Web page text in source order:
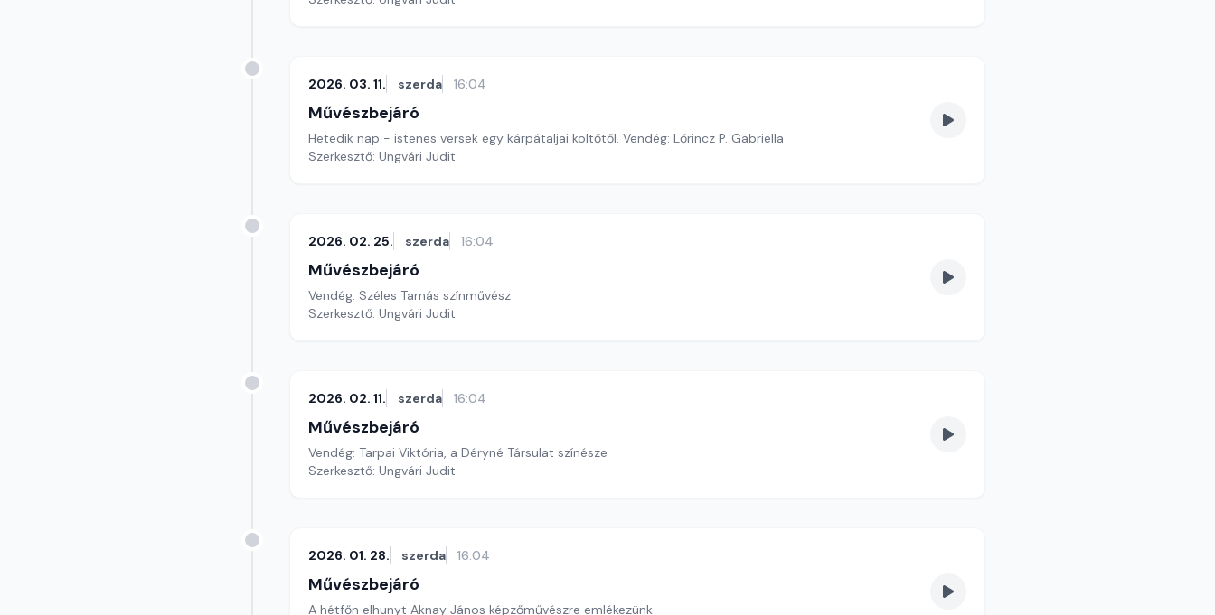
2026. 03. 11. szerda 16:04
Művészbejáró
Hetedik nap - istenes versek egy kárpátaljai költőtől. Vendég: Lőrincz P. Gabriella
Szerkesztő: Ungvári Judit
2026. 02. 25. szerda 16:04
Művészbejáró
Vendég: Széles Tamás színművész
Szerkesztő: Ungvári Judit
2026. 02. 11. szerda 16:04
Művészbejáró
Vendég: Tarpai Viktória, a Déryné Társulat színésze
Szerkesztő: Ungvári Judit
2026. 01. 28. szerda 16:04
Művészbejáró
A hétfőn elhunyt Aknay János képzőművészre emlékezünk